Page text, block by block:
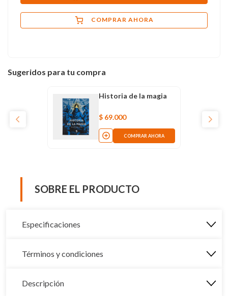
COMPRAR AHORA
Sugeridos para tu compra
Historia de la magia
$ 69.000
COMPRAR AHORA
SOBRE EL PRODUCTO
Especificaciones
Términos y condiciones
Descripción